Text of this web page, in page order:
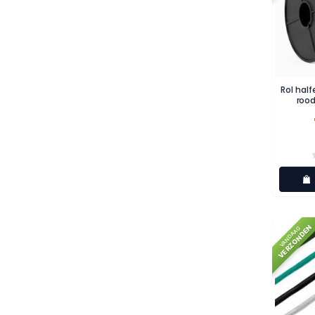
Rol
VANDAAG
VERZONDEN